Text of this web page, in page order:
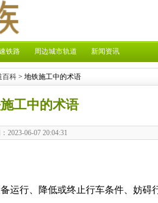
铁路 周边城市轨道 新闻资讯
百科 > 地铁施工中的术语
工中的术语
2023-06-07 20:04:31
运行、降低或终止行车条件、妨碍